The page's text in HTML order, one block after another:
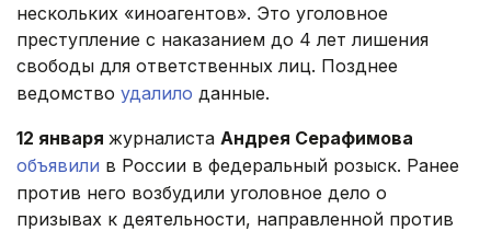
нескольких «иноагентов». Это уголовное
преступление с наказанием до 4 лет лишения
свободы для ответственных лиц. Позднее
ведомство удалило данные.
12 января журналиста Андрея Серафимова
объявили в России в федеральный розыск. Ранее
против него возбудили уголовное дело о
призывах к деятельности, направленной против